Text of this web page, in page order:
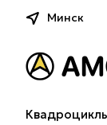
Минск